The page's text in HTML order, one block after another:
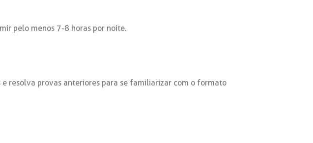
pelo menos 7-8 horas por noite.
resolva provas anteriores para se familiarizar com o formato